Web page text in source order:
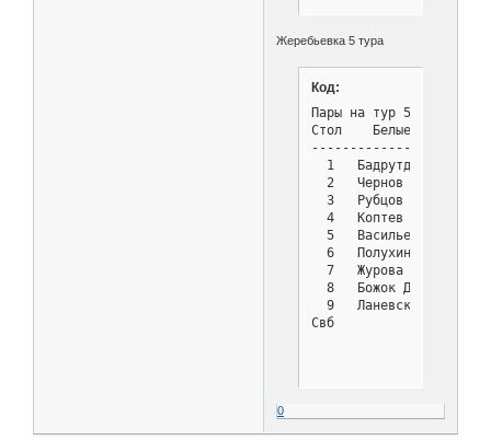
Жеребьевка 5 тура
Код:
Пары на тур 5 - Турнир
Стол    Белые
1   Бадрутдинова
2   Чернов
3   Рубцов Виктор
4   Коптев Руслан
5   Васильев Илья
6   Полухин
7   Журова Анна
8   Божок Дмитрий
9   Ланевский
Свб            : 4
0